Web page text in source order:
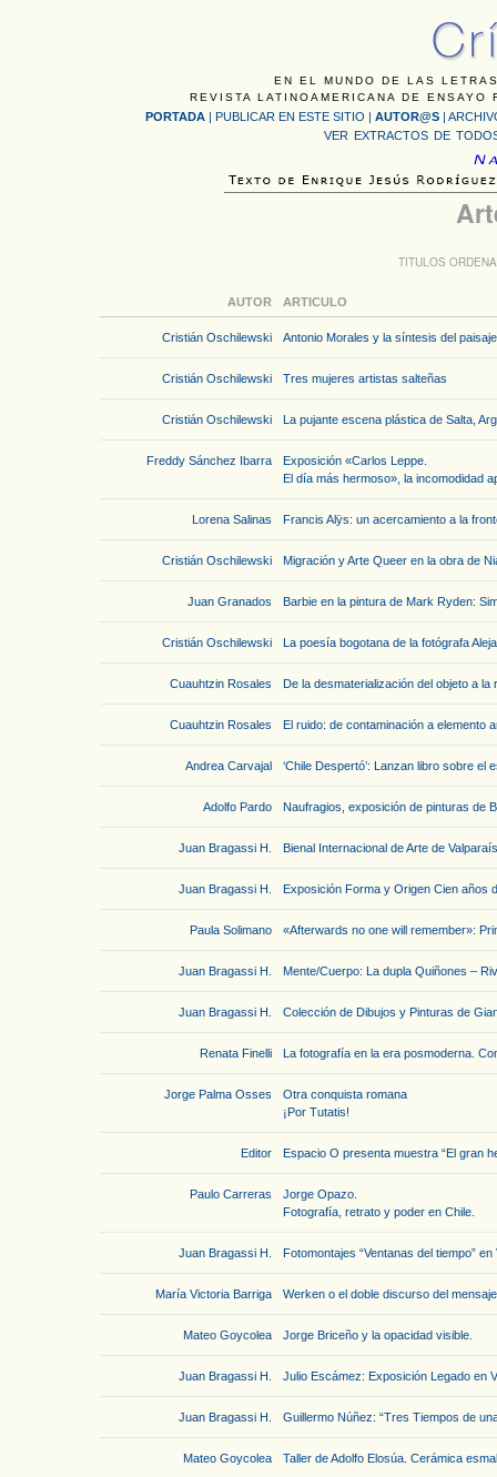
EN EL MUNDO DE LAS
REVISTA LATINOAMERICANA DE
PORTADA | PUBLICAR EN ESTE SITIO | AUTOR@S |
VER EXTRACTOS DE
TITULOS
AUTOR ARTICULO
Cristián Oschilewski Antonio Morales y la síntesis del
Cristián Oschilewski Tres mujeres artistas salteñas
Cristián Oschilewski La pujante escena plástica de Salta,
Freddy Sánchez Ibarra
Exposición «Carlos Leppe.
El día más hermoso», la incomodidad
Lorena Salinas Francis Alÿs: un acercamiento a la
Cristián Oschilewski Migración y Arte Queer en la obra de
Juan Granados Barbie en la pintura de Mark Ryden:
Cristián Oschilewski La poesía bogotana de la fotógrafa
Cuauhtzin Rosales De la desmaterialización del objeto a
Cuauhtzin Rosales El ruido: de contaminación a elemento
Andrea Carvajal ‘Chile Despertó’: Lanzan libro sobre
Adolfo Pardo Naufragios, exposición de pinturas de
Juan Bragassi H. Bienal Internacional de Arte de
Juan Bragassi H. Exposición Forma y Origen Cien años
Paula Solimano «Afterwards no one will remember»:
Juan Bragassi H. Mente/Cuerpo: La dupla Quiñones –
Juan Bragassi H. Colección de Dibujos y Pinturas de
Renata Finelli La fotografía en la era posmoderna.
Jorge Palma Osses
Otra conquista romana
¡Por Tutatis!
Editor Espacio O presenta muestra “El gran
Paulo Carreras
Jorge Opazo.
Fotografía, retrato y poder en Chile.
Juan Bragassi H. Fotomontajes “Ventanas del tiempo” en
María Victoria Barriga Werken o el doble discurso del
Mateo Goycolea Jorge Briceño y la opacidad visible.
Juan Bragassi H. Julio Escámez: Exposición Legado en
Juan Bragassi H. Guillermo Núñez: “Tres Tiempos de
Mateo Goycolea Taller de Adolfo Elosúa. Cerámica